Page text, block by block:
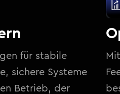
für stabile
sichere Systeme
Betrieb, der